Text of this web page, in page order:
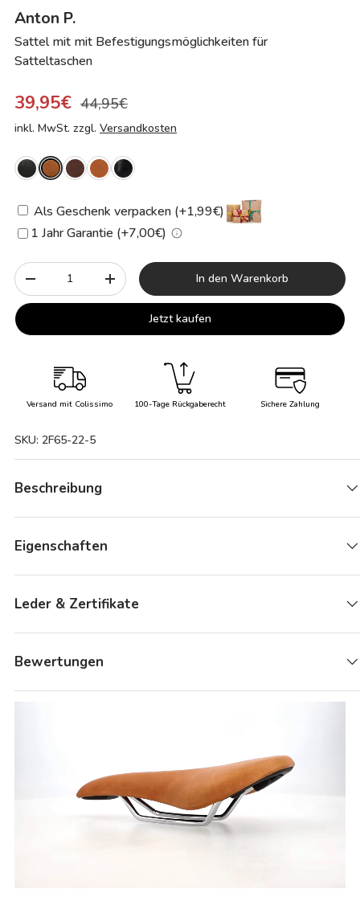
Anton P.
Sattel mit mit Befestigungsmöglichkeiten für
Satteltaschen
39,95€ 44,95€
inkl. MwSt. zzgl. Versandkosten
Als Geschenk verpacken (+1,99€)
1 Jahr Garantie (+7,00€)
Anzahl
-
+ In den Warenkorb
Jetzt kaufen
Versand mit Colissimo 100-Tage Rückgaberecht Sichere Zahlung
SKU: 2F65-22-5
Beschreibung
Eigenschaften
Leder & Zertifikate
Bewertungen